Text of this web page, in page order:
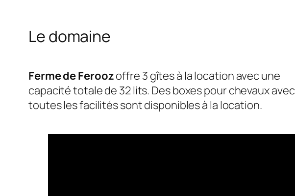
Le domaine
Ferme de Feroozoffre 3 gîtes à la location avec une
capacité totale de 32 lits. Des boxes pour chevaux avec
toutes les facilités sont disponibles à la location.